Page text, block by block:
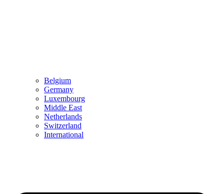
Belgium
Germany
Luxembourg
Middle East
Netherlands
Switzerland
International